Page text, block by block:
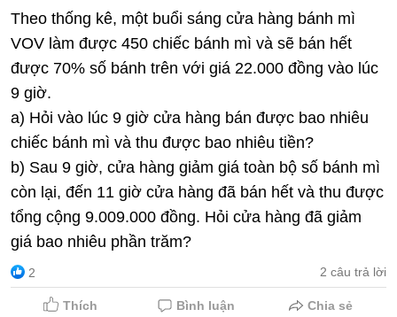
Theo thống kê, một buổi sáng cửa hàng bánh mì
VOV làm được 450 chiếc bánh mì và sẽ bán hết
được 70% số bánh trên với giá 22.000 đồng vào lúc
9 giờ.
a) Hỏi vào lúc 9 giờ cửa hàng bán được bao nhiêu
chiếc bánh mì và thu được bao nhiêu tiền?
b) Sau 9 giờ, cửa hàng giảm giá toàn bộ số bánh mì
còn lại, đến 11 giờ cửa hàng đã bán hết và thu được
tổng cộng 9.009.000 đồng. Hỏi cửa hàng đã giảm
giá bao nhiêu phần trăm?
2 2 câu trả lời
Thích Bình luận Chia sẻ